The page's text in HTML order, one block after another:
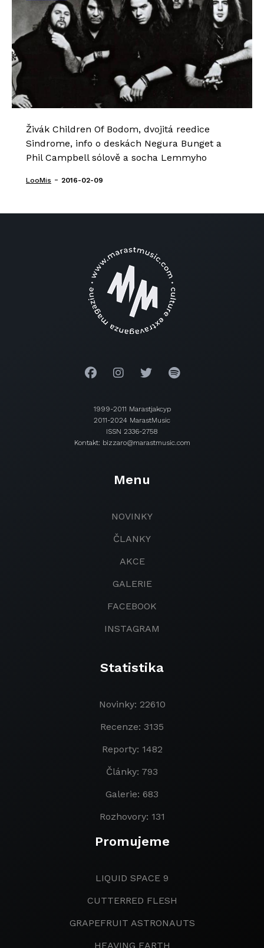
Živák Children Of Bodom, dvojitá reedice
Sindrome, info o deskách Negura Bunget a
Phil Campbell sólově a socha Lemmyho
LooMis - 2016-02-09
1999-2011 Marastjakcyp
2011-2024 MarastMusic
ISSN 2336-2758
Kontakt: bizzaro@marastmusic.com
Menu
NOVINKY
ČLANKY
AKCE
GALERIE
FACEBOOK
INSTAGRAM
Statistika
Novinky: 22610
Recenze: 3135
Reporty: 1482
Články: 793
Galerie: 683
Rozhovory: 131
Promujeme
LIQUID SPACE 9
CUTTERRED FLESH
GRAPEFRUIT ASTRONAUTS
HEAVING EARTH